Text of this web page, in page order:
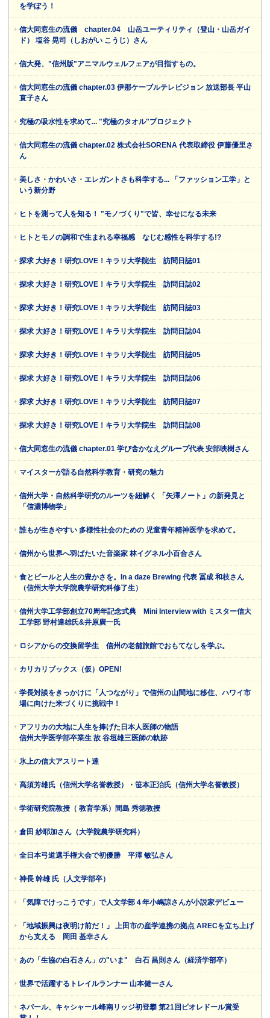
を学ぼう！
信大同窓生の流儀 chapter.04 山岳ユーティリティ（登山・山岳ガイ
ド） 塩谷 晃司（しおがい こうじ）さん
信大発、"信州版"アニマルウェルフェアが目指すもの。
信大同窓生の流儀 chapter.03 伊那ケーブルテレビジョン 放送部長 平山
直子さん
究極の吸水性を求めて... "究極のタオル"プロジェクト
信大同窓生の流儀 chapter.02 株式会社SORENA 代表取締役 伊藤優里さ
ん
美しさ・かわいさ・エレガントさも科学する... 「ファッション工学」と
いう新分野
ヒトを測って人を知る！ "モノづくり"で皆、幸せになる未来
ヒトとモノの調和で生まれる幸福感 なじむ感性を科学する!?
探求 大好き！研究LOVE！キラリ大学院生 訪問日誌01
探求 大好き！研究LOVE！キラリ大学院生 訪問日誌02
探求 大好き！研究LOVE！キラリ大学院生 訪問日誌03
探求 大好き！研究LOVE！キラリ大学院生 訪問日誌04
探求 大好き！研究LOVE！キラリ大学院生 訪問日誌05
探求 大好き！研究LOVE！キラリ大学院生 訪問日誌06
探求 大好き！研究LOVE！キラリ大学院生 訪問日誌07
探求 大好き！研究LOVE！キラリ大学院生 訪問日誌08
信大同窓生の流儀 chapter.01 学び舎かなえグループ代表 安部映樹さん
マイスターが語る自然科学教育・研究の魅力
信州大学・自然科学研究のルーツを紐解く 「矢澤ノート」の新発見と
「信濃博物学」
誰もが生きやすい 多様性社会のための 児童青年精神医学を求めて。
信州から世界へ羽ばたいた音楽家 林イグネル小百合さん
食とビールと人生の豊かさを。In a daze Brewing 代表 冨成 和枝さん
（信州大学大学院農学研究科修了生）
信州大学工学部創立70周年記念式典 Mini Interview with ミスター信大
工学部 野村達雄氏&井原廣一氏
ロシアからの交換留学生 信州の老舗旅館でおもてなしを学ぶ。
カリカリブックス（仮）OPEN!
学長対談をきっかけに「人つながり」で信州の山間地に移住、ハワイ市
場に向けた米づくりに挑戦中！
アフリカの大地に人生を捧げた日本人医師の物語
信州大学医学部卒業生 故 谷垣雄三医師の軌跡
氷上の信大アスリート達
高須芳雄氏（信州大学名誉教授）・笹本正治氏（信州大学名誉教授）
学術研究院教授（ 教育学系）間島 秀徳教授
倉田 紗耶加さん（大学院農学研究科）
全日本弓道選手権大会で初優勝 平澤 敏弘さん
神長 幹雄 氏（人文学部卒）
「気障でけっこうです」で人文学部４年小嶋諒さんが小説家デビュー
「地域振興は夜明け前だ！」 上田市の産学連携の拠点 ARECを立ち上げ
から支える 岡田 基幸さん
あの「生協の白石さん」の"いま" 白石 昌則さん（経済学部卒）
世界で活躍するトレイルランナー 山本健一さん
ネパール、キャシャール峰南リッジ初登攀 第21回ピオレドール賞受